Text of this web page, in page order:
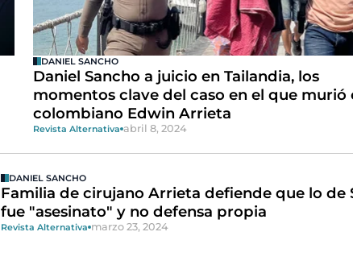
DANIEL SANCHO
Daniel Sancho a juicio en Tailandia, los
momentos clave del caso en el que murió
colombiano Edwin Arrieta
Revista Alternativa abril 8, 2024
DANIEL SANCHO
Familia de cirujano Arrieta defiende que lo de
fue "asesinato" y no defensa propia
Revista Alternativa marzo 23, 2024